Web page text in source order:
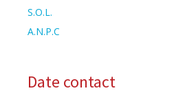
S.O.L.
A.N.P.C
Date contact